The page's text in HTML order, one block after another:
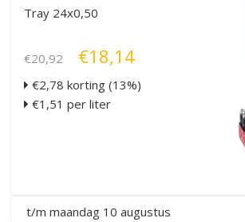
Tray 24x0,50
€20,92 €18,14
€2,78 korting (13%)
€1,51 per liter
t/m maandag 10 augustus